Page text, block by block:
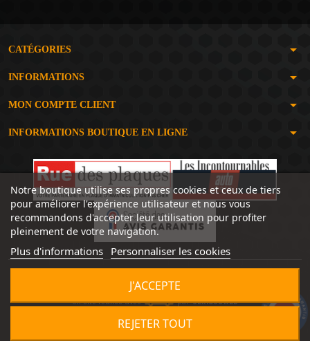
CATÉGORIES arrow_drop_down
INFORMATIONS arrow_drop_down
MON COMPTE CLIENT arrow_drop_down
INFORMATIONS BOUTIQUE EN LIGNE arrow_drop_down
Notre boutique utilise ses propres cookies et ceux de tiers
pour améliorer l'expérience utilisateur et nous vous
recommandons d'accepter leur utilisation pour profiter
pleinement de votre navigation.
Plus d'informations Personnaliser les cookies
REJETER TOUT
J'ACCEPTE
Un site réalisé avec par SERIOUSWEB
9.2